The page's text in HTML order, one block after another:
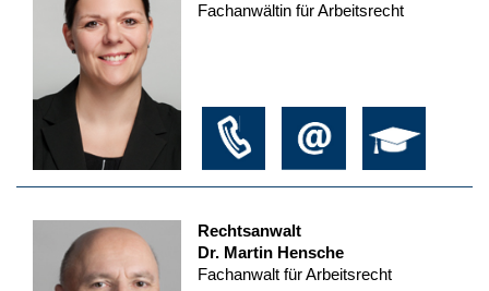
Fachanwältin für Arbeitsrecht
Rechtsanwalt
Dr. Martin Hensche
Fachanwalt für Arbeitsrecht